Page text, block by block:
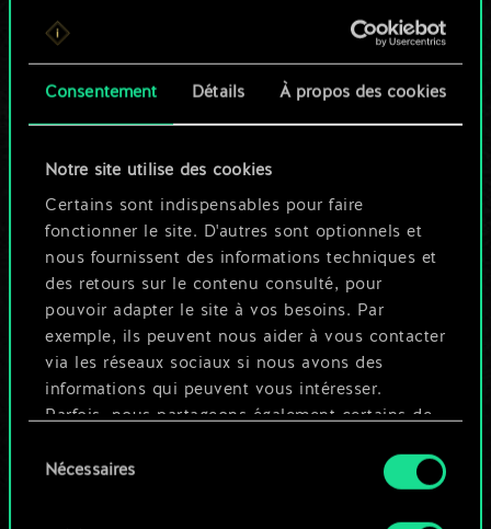
Consentement Détails À propos des cookies
Notre site utilise des cookies
Certains sont indispensables pour faire
fonctionner le site. D'autres sont optionnels et
nous fournissent des informations techniques et
des retours sur le contenu consulté, pour
pouvoir adapter le site à vos besoins. Par
exemple, ils peuvent nous aider à vous contacter
via les réseaux sociaux si nous avons des
informations qui peuvent vous intéresser.
Parfois, nous partageons également certains de
ces cookies optionnels ne seront appliqués
duNécessaires
Pour l'instant, ce
n'est qu'un jeu de
cartes partagé.
Mais cela peut être
tellement plus !
Nommer ce jeu et créer un guide